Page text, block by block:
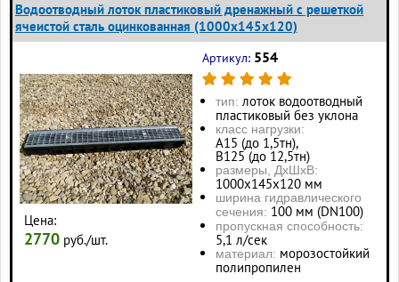
Водоотводный лоток пластиковый дренажный с решеткой
ячеистой сталь оцинкованная (1000x145x120)
Цена:
2770 руб./шт.
Артикул: 554
тип: лоток водоотводный
пластиковый без уклона
класс нагрузки:
А15 (до 1,5тн),
В125 (до 12,5тн)
размеры, ДхШхВ:
1000х145х120 мм
ширина гидравлического
сечения: 100 мм (DN100)
пропускная способность:
5,1 л/сек
материал: морозостойкий
полипропилен